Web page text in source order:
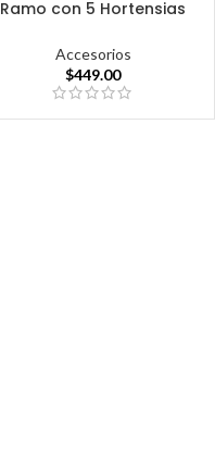
Ramo con 5 Hortensias
Accesorios
$449.00